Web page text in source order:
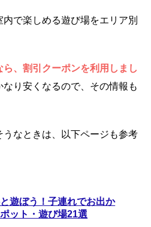
で楽しめる遊び場をエリア別
、割引クーポンを利用しまし
り安くなるので、その情報も
なときは、以下ページも参考
と遊ぼう！子連れでお出か
ット・遊び場21選